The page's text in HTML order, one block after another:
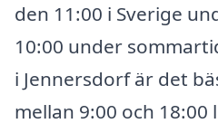
den 11:00 i Sverige
10:00 under
i Jennersdorf är det
mellan 9:00 och 18:00